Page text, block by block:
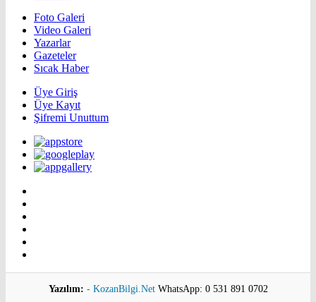
Foto Galeri
Video Galeri
Yazarlar
Gazeteler
Sıcak Haber
Üye Giriş
Üye Kayıt
Şifremi Unuttum
Yazılım: - KozanBilgi.Net WhatsApp: 0 531 891 0702